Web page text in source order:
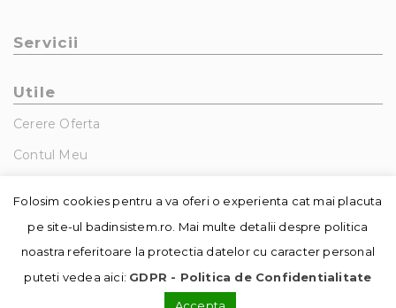
Servicii
Utile
Cerere Oferta
Contul Meu
Folosim cookies pentru a va oferi o experienta cat mai placuta
pe site-ul badinsistem.ro. Mai multe detalii despre politica
noastra referitoare la protectia datelor cu caracter personal
puteti vedea aici: GDPR - Politica de Confidentialitate